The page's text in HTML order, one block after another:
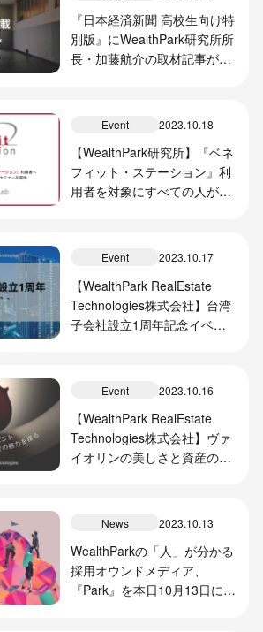
『日本経済新聞 高校生向け特
別版』にWealthPark研究所所
長・加藤航介の取材記事が掲
Event 2023.10.18
【WealthPark研究所】『ベネ
フィット・ステーション』利
用者を対象にすべての人が投
Event 2023.10.17
【WealthPark RealEstate
Technologies株式会社】台湾
子会社設立1周年記念イベン
Event 2023.10.16
【WealthPark RealEstate
Technologies株式会社】ヴァ
イオリンの美しさと資産の魅
News 2023.10.13
WealthParkの「人」が分かる
採用オウンドメディア、
『Park』を本日10月13日にリ